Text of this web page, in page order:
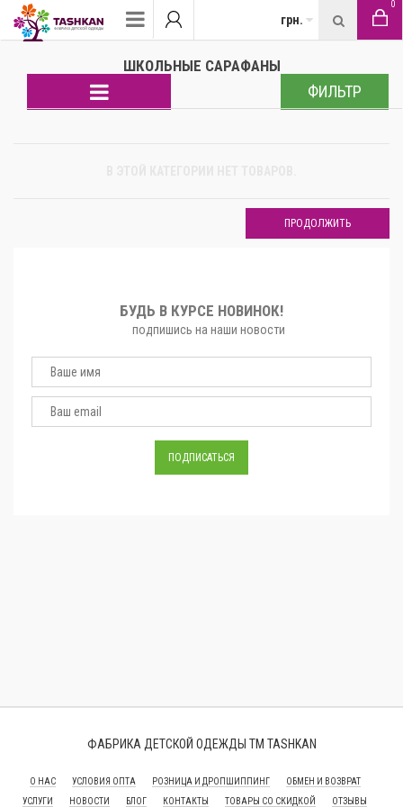
грн.
0
ШКОЛЬНЫЕ САРАФАНЫ
ФИЛЬТР
ПРОДОЛЖИТЬ
БУДЬ В КУРСЕ НОВИНОК!
подпишись на наши новости
ФАБРИКА ДЕТСКОЙ ОДЕЖДЫ ТМ TASHKAN
О НАС УСЛОВИЯ ОПТА РОЗНИЦА И ДРОПШИППИНГ
ОБМЕН И ВОЗВРАТ
УСЛУГИ
НОВОСТИ БЛОГ КОНТАКТЫ ТОВАРЫ СО СКИДКОЙ ОТЗЫВЫ